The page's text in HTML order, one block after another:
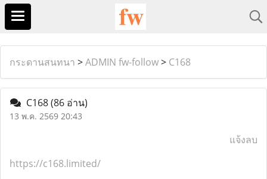
กระดานสนทนา >ADMIN fw-follow> C168
C168(86 อ่าน)
13 พ.ค. 2569 20:43
แจ้งลบ
https://c168.limited/